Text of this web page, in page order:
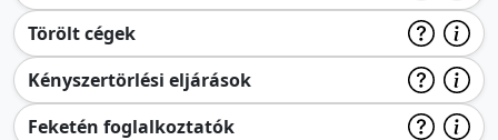
Törölt cégek
Kényszertörlési eljárások
Feketén foglalkoztatók